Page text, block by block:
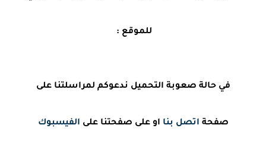
للموقع :
في حالة صعوبة التحميل ندعوكم لمراسلتنا على
صفحة اتصل بنا او على صفحتنا على الفيسبوك